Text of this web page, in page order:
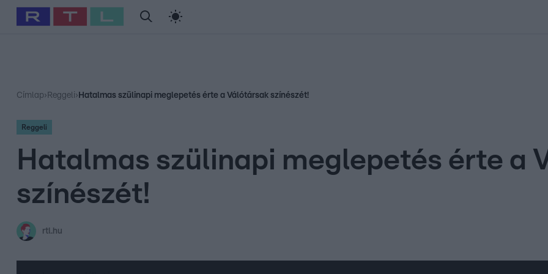
Babits Marcella Szellő István Most Wanted
Címlap› Reggeli› Hatalmas szülinapi meglepetés érte a Válótársak színészét!
Reggeli
Hatalmas szülinapi meglepetés érte a
színészét!
rtl.hu